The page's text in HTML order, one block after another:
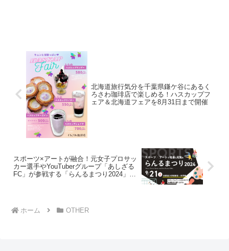
北海道旅行気分を千葉県鎌ケ谷にあるく
ろさわ珈琲店で楽しめる！ハスカップフ
ェア＆北海道フェアを8月31日まで開催
スポーツ×アートが融合！元女子プロサッ
カー選手やYouTuberグループ「あしざる
FC」が参戦する「らんるまつり2024」を
ホーム OTHER